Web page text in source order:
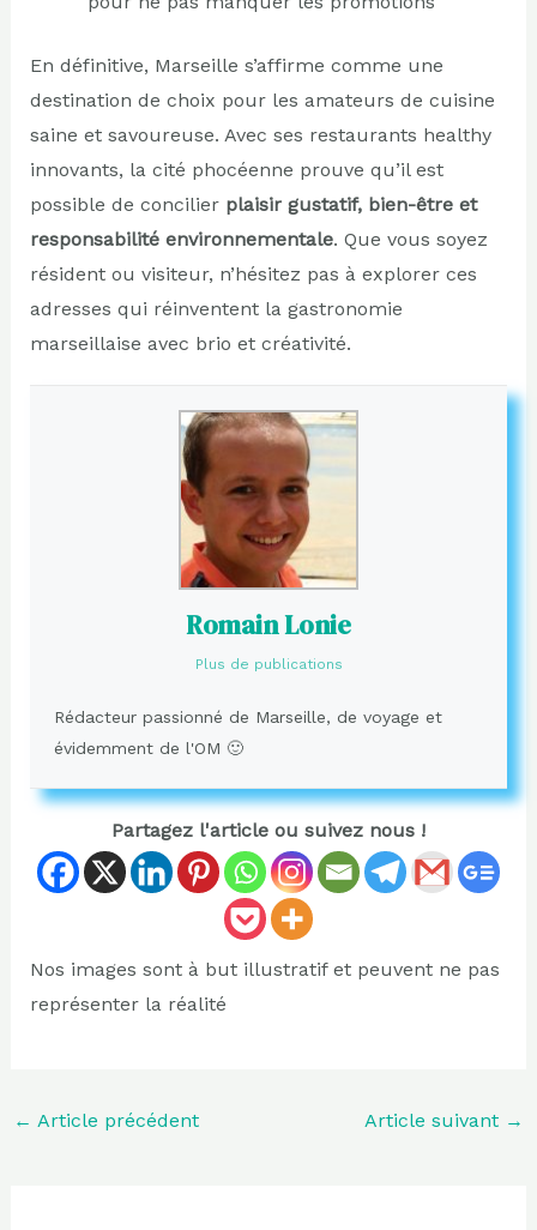
En définitive, Marseille s’affirme comme une
destination de choix pour les amateurs de cuisine
saine et savoureuse. Avec ses restaurants healthy
innovants, la cité phocéenne prouve qu’il est
possible de concilier plaisir gustatif, bien-être et
responsabilité environnementale. Que vous soyez
résident ou visiteur, n’hésitez pas à explorer ces
adresses qui réinventent la gastronomie
marseillaise avec brio et créativité.
Romain Lonie
Plus de publications
Rédacteur passionné de Marseille, de voyage et
évidemment de l'OM 🙂
Partagez l'article ou suivez nous !
Nos images sont à but illustratif et peuvent ne pas
représenter la réalité
← Article précédent Article suivant →